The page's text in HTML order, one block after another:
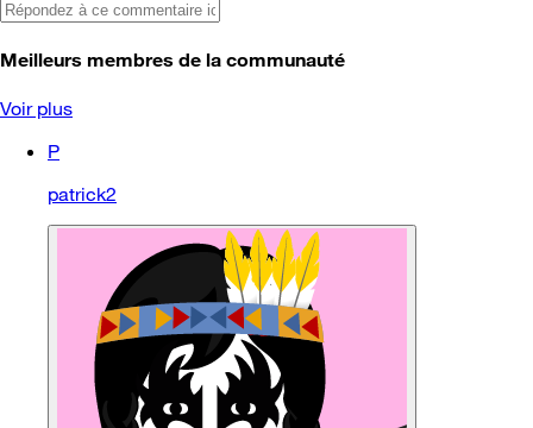
Meilleurs membres de la communauté
Voir plus
P
patrick2